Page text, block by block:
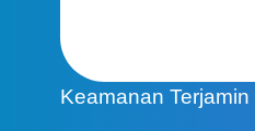
Keamanan Terjamin